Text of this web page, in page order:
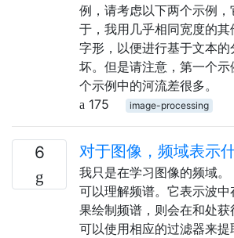
例，请考虑以下两个示例
于，我用几乎相同宽度的
字形，以便进行基于文本
坏。但是请注意，第一个示
个示例中的河流差很多。
175
image-processing
6 对于图像，频域表示
我只是在学习图像的频域
可以理解频谱。它表示波
果绘制频谱，则会在和处
可以使用相应的过滤器来